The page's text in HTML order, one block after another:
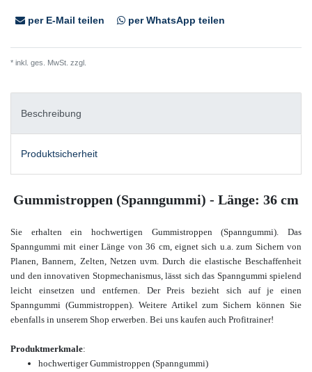
per E-Mail teilen per WhatsApp teilen
* inkl. ges. MwSt. zzgl.
Beschreibung
Produktsicherheit
Gummistroppen (Spanngummi) - Länge: 36 cm
Sie erhalten ein hochwertigen Gummistroppen (Spanngummi). Das
Spanngummi mit einer Länge von 36 cm, eignet sich u.a. zum Sichern von
Planen, Bannern, Zelten, Netzen uvm. Durch die elastische Beschaffenheit
und den innovativen Stopmechanismus, lässt sich das Spanngummi spielend
leicht einsetzen und entfernen. Der Preis bezieht sich auf je einen
Spanngummi (Gummistroppen).Weitere Artikel zum Sichern können Sie
ebenfalls in unserem Shop erwerben. Bei uns kaufen auch Profitrainer!
Produktmerkmale:
hochwertiger Gummistroppen (Spanngummi)